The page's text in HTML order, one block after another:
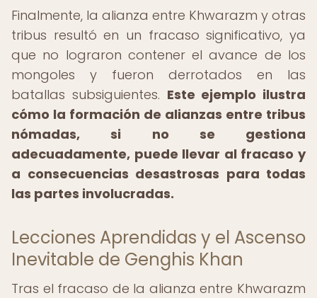
Finalmente, la alianza entre Khwarazm y otras
tribus resultó en un fracaso significativo, ya
que no lograron contener el avance de los
mongoles y fueron derrotados en las
batallas subsiguientes. Este ejemplo ilustra
cómo la formación de alianzas entre tribus
nómadas, si no se gestiona
adecuadamente, puede llevar al fracaso y
a consecuencias desastrosas para todas
las partes involucradas.
Lecciones Aprendidas y el Ascenso
Inevitable de Genghis Khan
Tras el fracaso de la alianza entre Khwarazm